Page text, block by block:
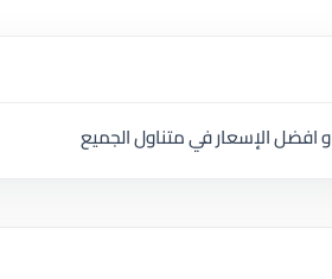
افضل الإسعار في متناول الجميع